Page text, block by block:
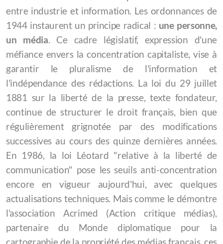
entre industrie et information. Les ordonnances de
1944 instaurent un principe radical : une personne,
un média. Ce cadre législatif, expression d'une
méfiance envers la concentration capitaliste, vise à
garantir le pluralisme de l'information et
l'indépendance des rédactions. La loi du 29 juillet
1881 sur la liberté de la presse, texte fondateur,
continue de structurer le droit français, bien que
régulièrement grignotée par des modifications
successives au cours des quinze dernières années.
En 1986, la loi Léotard "relative à la liberté de
communication" pose les seuils anti-concentration
encore en vigueur aujourd'hui, avec quelques
actualisations techniques. Mais comme le démontre
l'association Acrimed (Action critique médias),
partenaire du Monde diplomatique pour la
Actualités
La Pachamama c'est qui ?
La revue Sésame
Portail des médias indépendants
Indépendance des médias
En finir avec le copyright !
Creative Commons, l'autre protection du droit
d'auteur